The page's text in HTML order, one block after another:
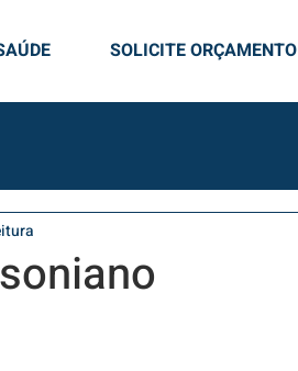
SOLICITE ORÇAMENTO